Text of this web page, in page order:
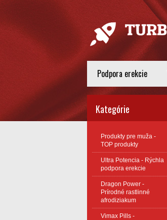
Podpora erekcie
Kategórie
Produkty pre muža -
TOP produkty
Ultra Potencia - Rýchla
podpora erekcie
Dragon Power -
Prírodné rastlinné
afrodiziakum
Vimax Pills -